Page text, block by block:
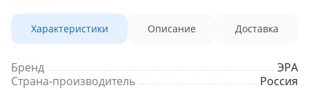
Характеристики Описание Доставка
Бренд
ЭРА
Страна-производитель
Россия